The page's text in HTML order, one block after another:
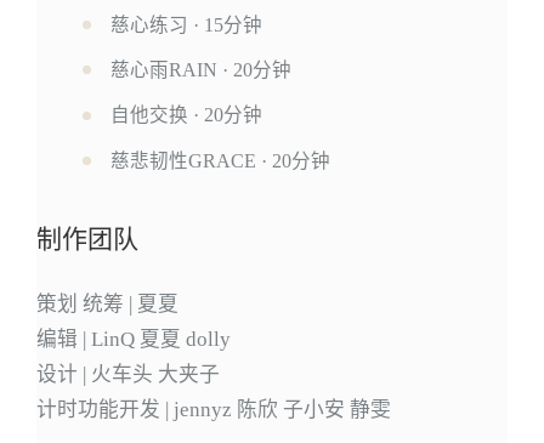
慈心练习 · 15分钟
慈心雨RAIN · 20分钟
自他交换 · 20分钟
慈悲韧性GRACE · 20分钟
制作团队
策划 统筹 | 夏夏
编辑 | LinQ 夏夏 dolly
设计 | 火车头 大夹子
计时功能开发 | jennyz 陈欣 子小安 静雯